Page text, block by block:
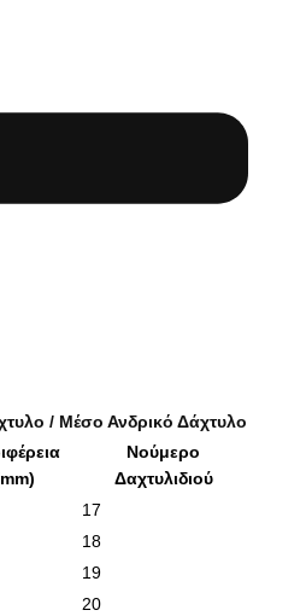
/ Μέσο Ανδρικό Δάχτυλο
Νούμερο
Δαχτυλιδιού
17
18
19
20